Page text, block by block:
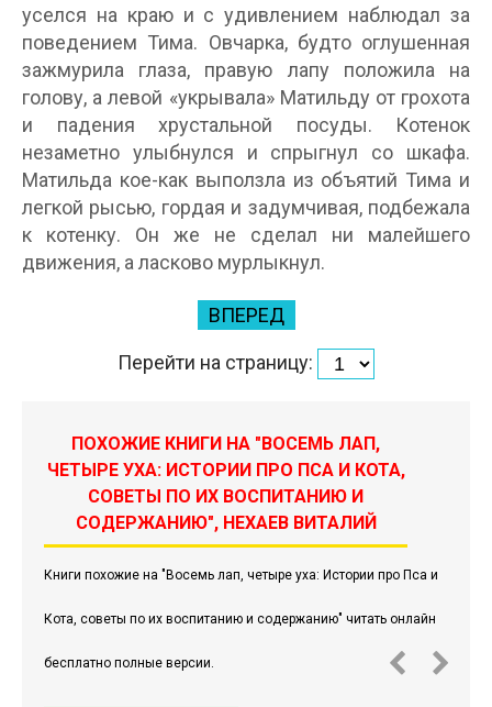
уселся на краю и с удивлением наблюдал за
поведением Тима. Овчарка, будто оглушенная
зажмурила глаза, правую лапу положила на
голову, а левой «укрывала» Матильду от грохота
и падения хрустальной посуды. Котенок
незаметно улыбнулся и спрыгнул со шкафа.
Матильда кое-как выползла из объятий Тима и
легкой рысью, гордая и задумчивая, подбежала
к котенку. Он же не сделал ни малейшего
движения, а ласково мурлыкнул.
ВПЕРЕД
Перейти на страницу:
ПОХОЖИЕ КНИГИ НА "ВОСЕМЬ ЛАП,
ЧЕТЫРЕ УХА: ИСТОРИИ ПРО ПСА И КОТА,
СОВЕТЫ ПО ИХ ВОСПИТАНИЮ И
СОДЕРЖАНИЮ", НЕХАЕВ ВИТАЛИЙ
Книги похожие на "Восемь лап, четыре уха: Истории про Пса и
Кота, советы по их воспитанию и содержанию" читать онлайн
бесплатно полные версии.